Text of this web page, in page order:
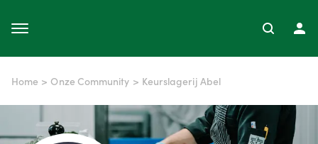
Home > Onze Community > Keurslagerij Abel